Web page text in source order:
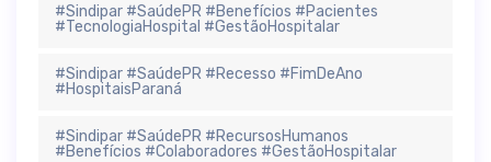
#Sindipar #SaúdePR #Benefícios #Pacientes
#TecnologiaHospital #GestãoHospitalar
#Sindipar #SaúdePR #Recesso #FimDeAno
#HospitaisParaná
#Sindipar #SaúdePR #RecursosHumanos
#Benefícios #Colaboradores #GestãoHospitalar